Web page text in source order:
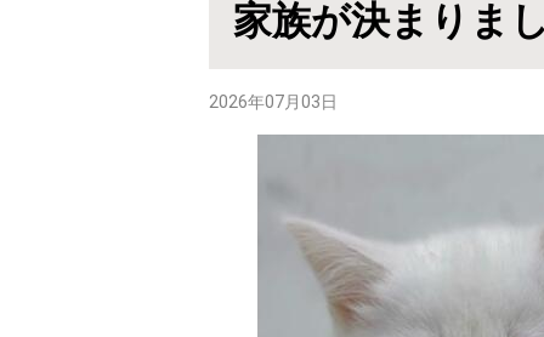
家族が決まりま
2026年07月03日